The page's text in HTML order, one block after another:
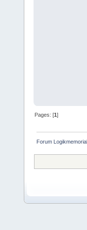
Pages: [1]
Forum Logikmemorial